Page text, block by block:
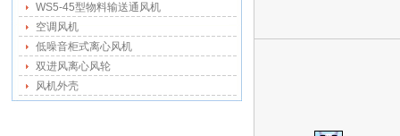
WS5-45型物料输送通风机
空调风机
低噪音柜式离心风机
双进风离心风轮
风机外壳